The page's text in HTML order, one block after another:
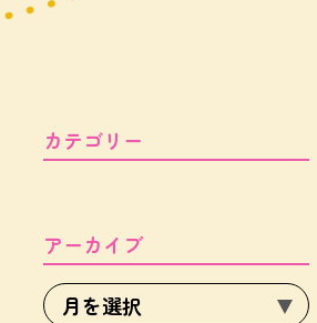
カテゴリー
アーカイブ